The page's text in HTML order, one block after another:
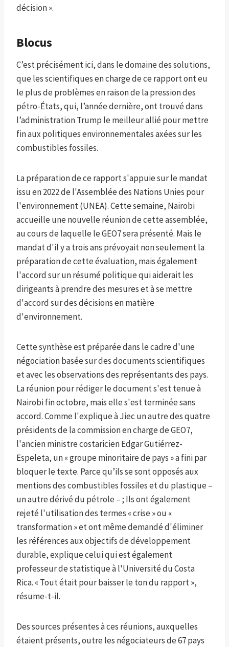
décision ».
Blocus
C’est précisément ici, dans le domaine des solutions,
que les scientifiques en charge de ce rapport ont eu
le plus de problèmes en raison de la pression des
pétro-États, qui, l’année dernière, ont trouvé dans
l’administration Trump le meilleur allié pour mettre
fin aux politiques environnementales axées sur les
combustibles fossiles.
La préparation de ce rapport s'appuie sur le mandat
issu en 2022 de l'Assemblée des Nations Unies pour
l'environnement (UNEA). Cette semaine, Nairobi
accueille une nouvelle réunion de cette assemblée,
au cours de laquelle le GEO7 sera présenté. Mais le
mandat d'il y a trois ans prévoyait non seulement la
préparation de cette évaluation, mais également
l'accord sur un résumé politique qui aiderait les
dirigeants à prendre des mesures et à se mettre
d'accord sur des décisions en matière
d'environnement.
Cette synthèse est préparée dans le cadre d'une
négociation basée sur des documents scientifiques
et avec les observations des représentants des pays.
La réunion pour rédiger le document s'est tenue à
Nairobi fin octobre, mais elle s'est terminée sans
accord. Comme l'explique à Jiec un autre des quatre
présidents de la commission en charge de GEO7,
l'ancien ministre costaricien Edgar Gutiérrez-
Espeleta, un « groupe minoritaire de pays » a fini par
bloquer le texte. Parce qu’ils se sont opposés aux
mentions des combustibles fossiles et du plastique –
un autre dérivé du pétrole – ; Ils ont également
rejeté l'utilisation des termes « crise » ou «
transformation » et ont même demandé d'éliminer
les références aux objectifs de développement
durable, explique celui qui est également
professeur de statistique à l'Université du Costa
Rica. « Tout était pour baisser le ton du rapport »,
résume-t-il.
Des sources présentes à ces réunions, auxquelles
étaient présents, outre les négociateurs de 67 pays